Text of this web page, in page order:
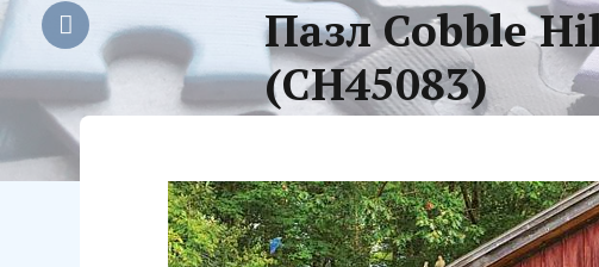
Пазл Cobble
(CH45083)